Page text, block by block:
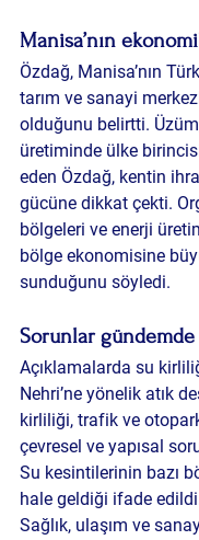
Manisa’nın
Özdağ, Manisa’nın
tarım ve sanayi
olduğunu belirtti.
üretiminde ülke
eden Özdağ, kentin
gücüne dikkat çekti.
bölgeleri ve enerji
bölge ekonomisine
sunduğunu söyledi.
Sorunlar gündemde
Açıklamalarda su
Nehri’ne yönelik atık
kirliliği, trafik ve
çevresel ve yapısal
Su kesintilerinin bazı
hale geldiği ifade
Sağlık, ulaşım ve